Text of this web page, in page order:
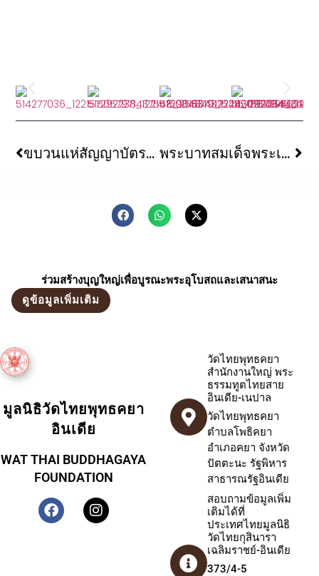
ขบวนแห่สัญญาบัตรพัดยศและถวายมุทิตาสักการะเนื่องในโอกาสที่ได้รับพระราชทานเลือนสมณศักดิ์ พระธรรมทูตสายอินเดีย – เนปาล พระบาทสมเด็จพระเจ้าอยู่หัวฯ ทรงพระกรุณาโปรดเกล้าฯ พระราชทานผ้าไตรและพระราชกระแสอนุโมทนา แด่คณะพระธรรมทูตสายประเทศอินเดีย-เนปาล ตามโครงการ “เรือหลวงแห่งธรรม สู่การตื่นรู้ ยุโรป” ภาคพระธรรมทูต
ร่วมสร้างบุญใหญ่เพื่อบูรณะพระอุโบสถและเสนาสนะ
ดูข้อมูลเพิ่มเติม
มูลนิธิวัดไทยพุทธคยา
อินเดีย
WAT THAI BUDDHAGAYA
FOUNDATION
วัดไทยพุทธคยา
สำนักงานใหญ่ พระ
ธรรมทูตไทยสาย
อินเดีย-เนปาล
วัดไทยพุทธคยา
ตำบลโพธิคยา
อำเภอคยา จังหวัด
ปัตตะนะ รัฐพิหาร
สาธารณรัฐอินเดีย
สอบถามข้อมูลเพิ่ม
เติมได้ที่
ประเทศไทยมูลนิธิ
วัดไทยกุสินารา
เฉลิมราชย์-อินเดีย
373/4-5